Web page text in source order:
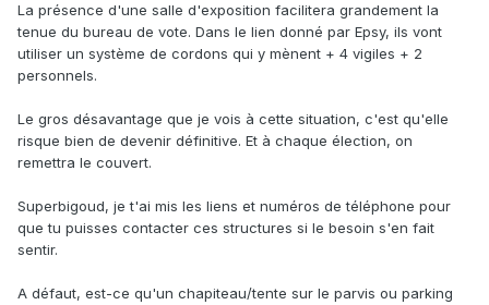
La présence d'une salle d'exposition facilitera grandement la
tenue du bureau de vote. Dans le lien donné par Epsy, ils vont
utiliser un système de cordons qui y mènent + 4 vigiles + 2
personnels.
Le gros désavantage que je vois à cette situation, c'est qu'elle
risque bien de devenir définitive. Et à chaque élection, on
remettra le couvert.
Superbigoud, je t'ai mis les liens et numéros de téléphone pour
que tu puisses contacter ces structures si le besoin s'en fait
sentir.
A défaut, est-ce qu'un chapiteau/tente sur le parvis ou parking